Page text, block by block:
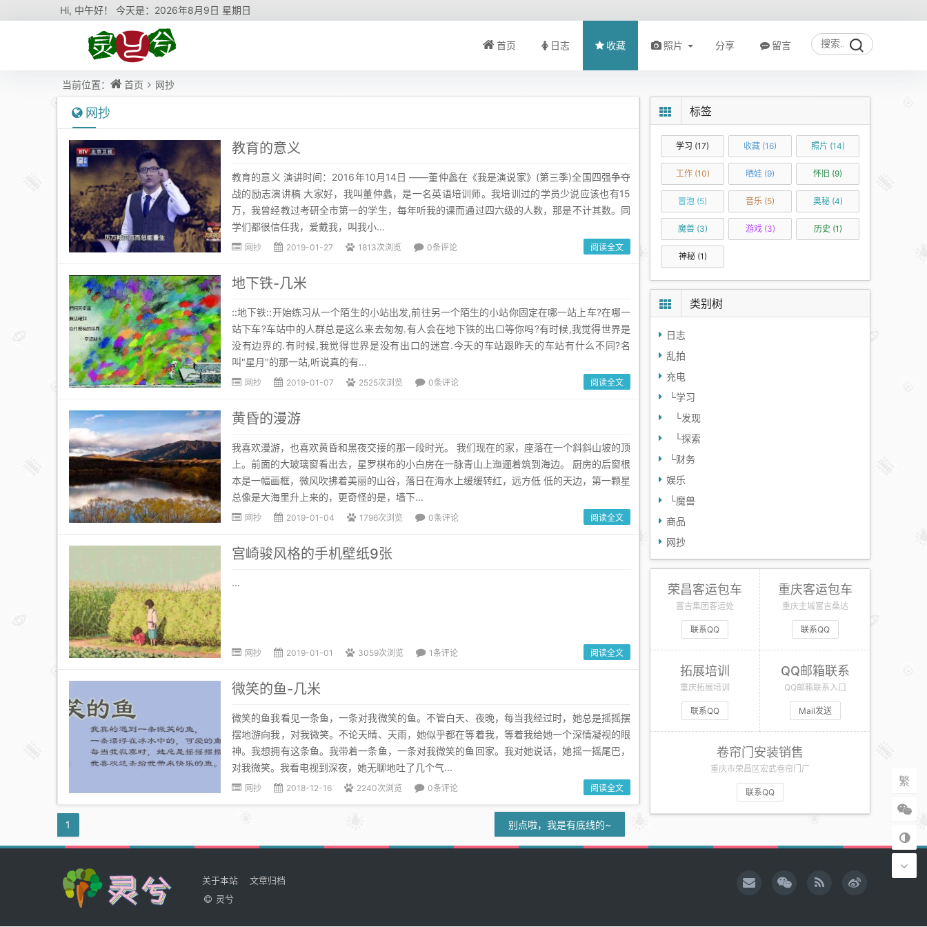
Hi, 中午好！ 今天是： 2026年8月9日 星期日
首页 日志 收藏 照片 分享 留言
当前位置： 首页 网抄
网抄
教育的意义
教育的意义 演讲时间：2016年10月14日 ——董仲蠡在《我是演说家》(第三季)全国四强争夺
战的励志演讲稿 大家好，我叫董仲蠡，是一名英语培训师。我培训过的学员少说应该也有15
万，我曾经教过考研全市第一的学生，每年听我的课而通过四六级的人数，那是不计其数。同
学们都很信任我，爱戴我，叫我小...
网抄 2019-01-27 1813次浏览 0条评论 阅读全文
地下铁-几米
::地下铁::开始练习从一个陌生的小站出发,前往另一个陌生的小站你固定在哪一站上车?在哪一
站下车?车站中的人群总是这么来去匆匆.有人会在地下铁的出口等你吗?有时候,我觉得世界是
没有边界的.有时候,我觉得世界是没有出口的迷宫.今天的车站跟昨天的车站有什么不同?名
叫"星月"的那一站,听说真的有...
网抄 2019-01-07 2525次浏览 0条评论 阅读全文
黄昏的漫游
我喜欢漫游，也喜欢黄昏和黑夜交接的那一段时光。 我们现在的家，座落在一个斜斜山坡的顶
上。前面的大玻璃窗看出去，星罗棋布的小白房在一脉青山上迤逦着筑到海边。 厨房的后窗根
本是一幅画框，微风吹拂着美丽的山谷，落日在海水上缓缓转红，远方低 低的天边，第一颗星
总像是大海里升上来的，更奇怪的是，墙下...
网抄 2019-01-04 1796次浏览 0条评论 阅读全文
宫崎骏风格的手机壁纸9张
...
网抄 2019-01-01 3059次浏览 1条评论 阅读全文
微笑的鱼-几米
微笑的鱼我看见一条鱼，一条对我微笑的鱼。不管白天、夜晚，每当我经过时，她总是摇摇摆
摆地游向我，对我微笑。不论天晴、天雨，她似乎都在等着我，等着我给她一个深情凝视的眼
神。我想拥有这条鱼。我带着一条鱼，一条对我微笑的鱼回家。我对她说话，她摇一摇尾巴，
对我微笑。我看电视到深夜，她无聊地吐了几个气...
网抄 2018-12-16 2240次浏览 0条评论 阅读全文
别点啦，我是有底线的~
1
标签
学习 (17) 收藏 (16) 照片 (14)
工作(10) 晒娃 (9) 怀旧 (9)
冒泡 (5) 音乐 (5) 奥秘(4)
魔兽(3) 游戏(3) 历史 (1)
神秘(1)
类别树
日志
乱拍
充电
└学习
└发现
└探索
└财务
娱乐
└魔兽
商品
网抄
荣昌客运包车
富吉集团客运处
联系QQ
重庆客运包车
重庆主城富吉桑达
联系QQ
拓展培训
重庆拓展培训
联系QQ
QQ邮箱联系
QQ邮箱联系入口
Mail发送
卷帘门安装销售
重庆市荣昌区宏武卷帘门厂
联系QQ
关于本站 文章归档
灵兮
繁